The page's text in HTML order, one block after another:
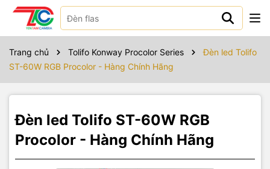
Trang chủ Tolifo Konway Procolor Series
Đèn led Tolifo
ST-60W RGB Procolor - Hàng Chính Hãng
Đèn led Tolifo ST-60W RGB
Procolor - Hàng Chính Hãng
Sản phẩm bao gồm
Cánh ven
Bộ sạc điện
Hộp đựng